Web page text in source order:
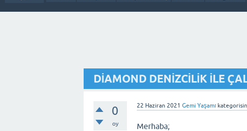
DİAMOND DENİZCİLİK İLE
0
oy
22 Haziran 2021 Gemi Yaşamı
Merhaba;